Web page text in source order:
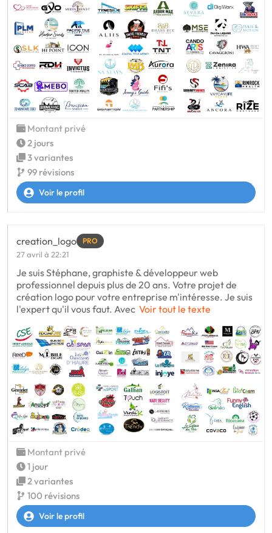
Montant privé
2 jours
3 variantes
99 révisions
Voir le profil
creation_logo PRO
27 avril à 22:21
Je suis Stéphane, graphiste & développeur web
professionnel depuis plus de 20 ans. Votre projet de
création logo pour votre entreprise m'intéresse. Je suis
l'expert qu'il vous faut. Avec Voir tout le texte
Montant privé
1 jour
2 variantes
100 révisions
Voir le profil